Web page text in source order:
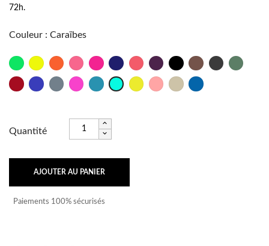
72h.
Couleur : Caraïbes
Vert
Fluo
Jaune
Fluo
Orange
Fluo
Rose
Fluo
FushiaMarinePsychoBordeaux
Noir TaupeAnthraciteMilitaire
RougeOutre
Mer
TitaneRose
Shock
LagonCaraïbesBrésil
Frutti
Fluo
Sable
Bleu
Océan
Quantité
AJOUTER AU PANIER
Paiements 100% sécurisés